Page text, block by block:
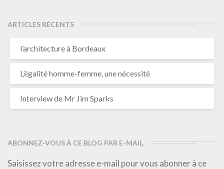
ARTICLES RÉCENTS
l’architecture à Bordeaux
L’égalité homme-femme, une nécessité
Interview de Mr Jim Sparks
ABONNEZ-VOUS À CE BLOG PAR E-MAIL.
Saisissez votre adresse e-mail pour vous abonner à ce